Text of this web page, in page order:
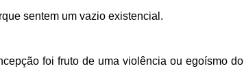
sentem um vazio existencial.
foi fruto de uma violência ou egoísmo do